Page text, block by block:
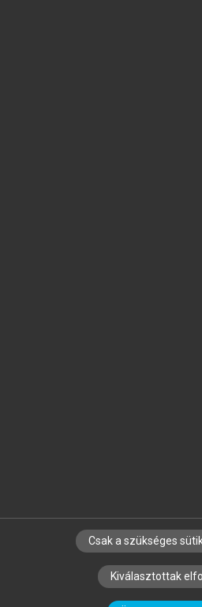
SZERZŐKNEK CÉGEKNEK
SZERKESZTÉSI ÉS
Csak a szükséges
Kiválasztottak